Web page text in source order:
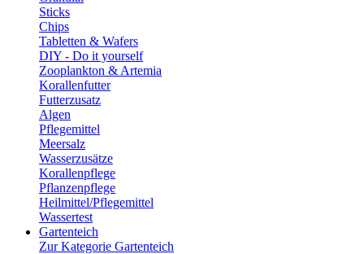
Sticks
Chips
Tabletten & Wafers
DIY - Do it yourself
Zooplankton & Artemia
Korallenfutter
Futterzusatz
Algen
Pflegemittel
Meersalz
Wasserzusätze
Korallenpflege
Pflanzenpflege
Heilmittel/Pflegemittel
Wassertest
Gartenteich
Zur Kategorie Gartenteich